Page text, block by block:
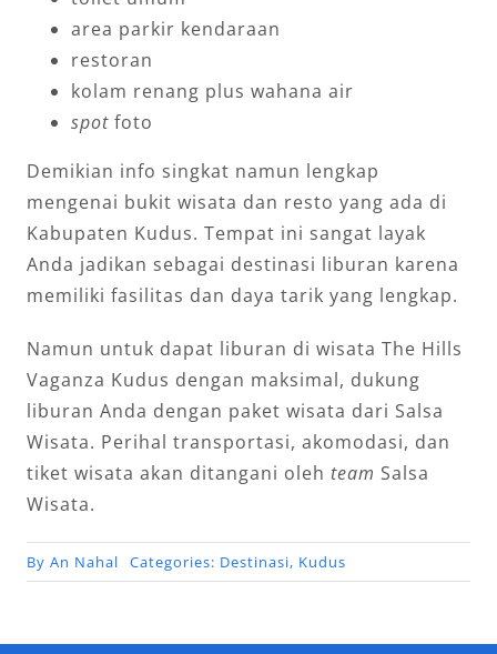
area parkir kendaraan
restoran
kolam renang plus wahana air
spotfoto
Demikian info singkat namun lengkap
mengenai bukit wisata dan resto yang ada di
Kabupaten Kudus. Tempat ini sangat layak
Anda jadikan sebagai destinasi liburan karena
memiliki fasilitas dan daya tarik yang lengkap.
Namun untuk dapat liburan di wisata The Hills
Vaganza Kudus dengan maksimal, dukung
liburan Anda dengan paket wisata dari Salsa
Wisata. Perihal transportasi, akomodasi, dan
tiket wisata akan ditangani oleh team Salsa
Wisata.
By An Nahal Categories: Destinasi, Kudus